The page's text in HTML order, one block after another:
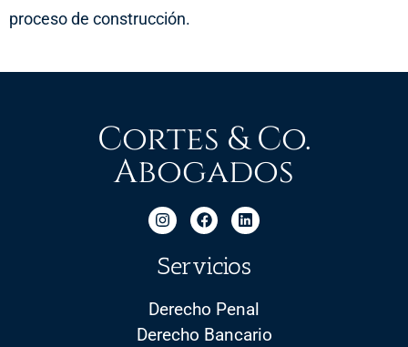
proceso de construcción.
Cortes & Co.
Abogados
Servicios
Derecho Penal
Derecho Bancario